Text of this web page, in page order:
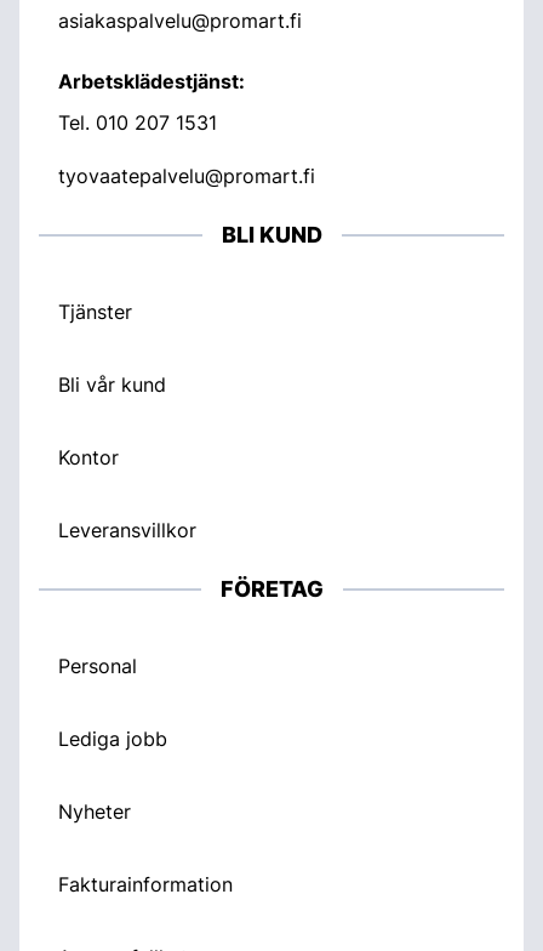
asiakaspalvelu@promart.fi
Arbetsklädestjänst:
Tel. 010 207 1531
tyovaatepalvelu@promart.fi
BLI KUND
Tjänster
Bli vår kund
Kontor
Leveransvillkor
FÖRETAG
Personal
Lediga jobb
Nyheter
Fakturainformation